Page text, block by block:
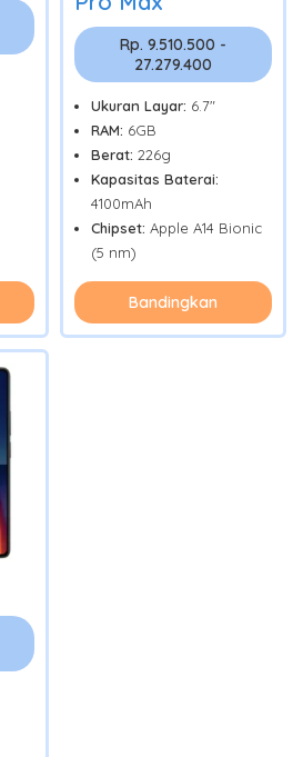
Rp. 9.510.500 -
27.279.400
Ukuran Layar: 6.7"
RAM: 6GB
Berat: 226g
Kapasitas Baterai:
4100mAh
Chipset: Apple A14 Bionic
(5 nm)
Bandingkan